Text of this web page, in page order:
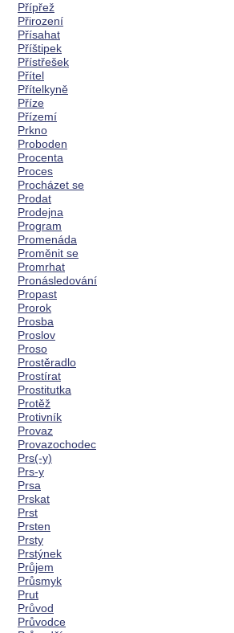
Přípřež
Přirození
Přísahat
Příštipek
Přístřešek
Přítel
Přítelkyně
Příze
Přízemí
Prkno
Proboden
Procenta
Proces
Procházet se
Prodat
Prodejna
Program
Promenáda
Proměnit se
Promrhat
Pronásledování
Propast
Prorok
Prosba
Proslov
Proso
Prostěradlo
Prostírat
Prostitutka
Protěž
Protivník
Provaz
Provazochodec
Prs(-y)
Prs-y
Prsa
Prskat
Prst
Prsten
Prsty
Prstýnek
Průjem
Průsmyk
Prut
Průvod
Průvodce